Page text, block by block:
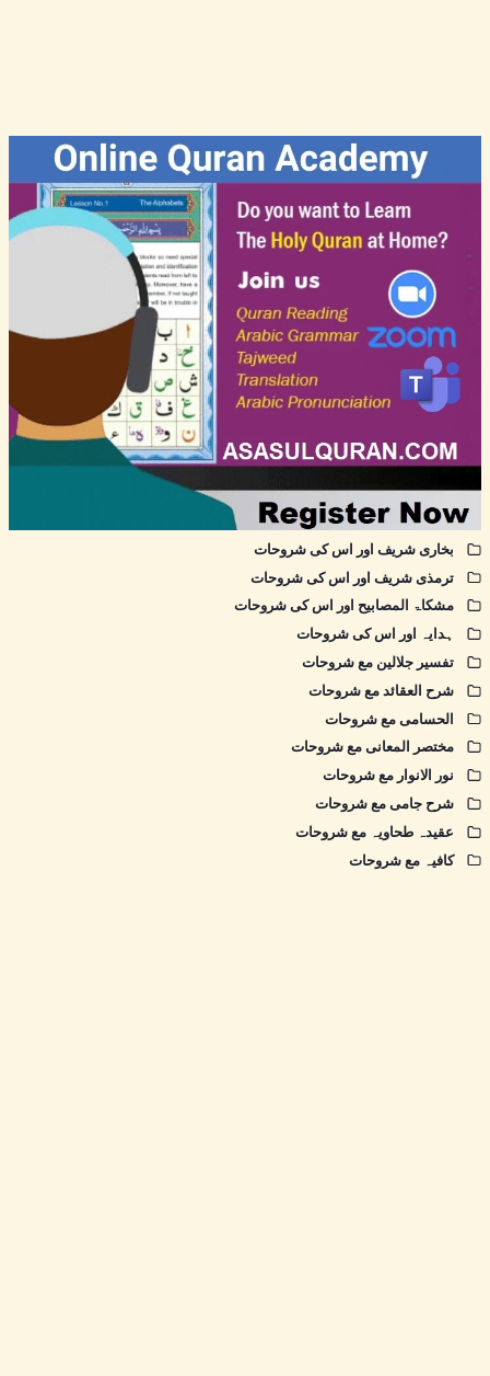
بخاری شریف اور اس کی شروحات
ترمذی شریف اور اس کی شروحات
مشکاۃ المصابیح اور اس کی شروحات
ہدایہ اور اس کی شروحات
تفسیر جلالین مع شروحات
شرح العقائد مع شروحات
الحسامی مع شروحات
مختصر المعانی مع شروحات
نور الانوار مع شروحات
شرح جامی مع شروحات
عقیدہ طحاویہ مع شروحات
کافیہ مع شروحات